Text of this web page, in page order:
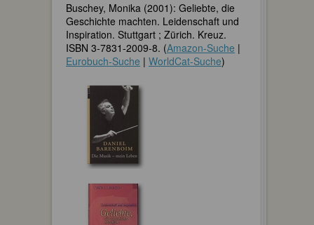
Buschey, Monika (2001): Geliebte, die
Geschichte machten. Leidenschaft und
Inspiration. Stuttgart ; Zürich. Kreuz.
ISBN 3-7831-2009-8. (Amazon-Suche |
Eurobuch-Suche | WorldCat-Suche)